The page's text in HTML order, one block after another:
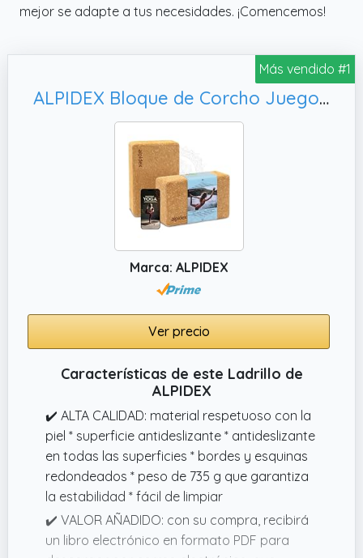
mejor se adapte a tus necesidades. ¡Comencemos!
Más vendido #1
ALPIDEX Bloque de Corcho Juego de 2 Yoga Block Cork Ladrillo incl. libro electrónico con 100 ejercicios ecológico y sostenible corcho de Portugal - 2 piezas, 23 x 14 x 7.5 cm
Marca: ALPIDEX
Ver precio
Características de este Ladrillo de
ALPIDEX
✔️ ALTA CALIDAD: material respetuoso con la
piel * superficie antideslizante * antideslizante
en todas las superficies * bordes y esquinas
redondeados * peso de 735 g que garantiza
la estabilidad * fácil de limpiar
✔️ VALOR AÑADIDO: con su compra, recibirá
un libro electrónico en formato PDF para